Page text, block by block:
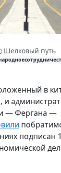
Шелковый путь
в
— Фергана —
подписан